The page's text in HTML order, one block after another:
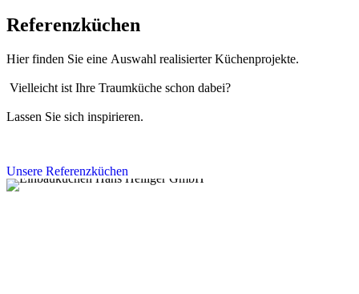
Referenzküchen
Hier finden Sie eine Auswahl realisierter Küchenprojekte.
Vielleicht ist Ihre Traumküche schon dabei?
Lassen Sie sich inspirieren.
Unsere Referenzküchen